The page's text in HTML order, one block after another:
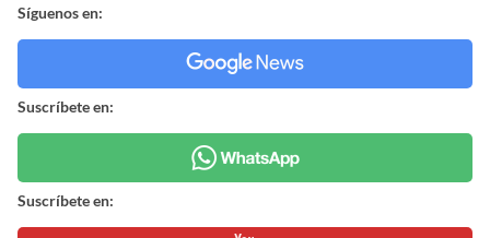
Síguenos en:
Suscríbete en:
Suscríbete en: